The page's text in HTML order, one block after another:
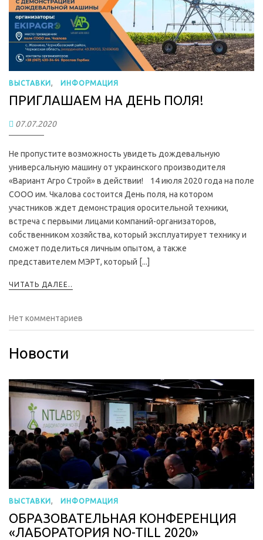
ВЫСТАВКИ, ИНФОРМАЦИЯ
ПРИГЛАШАЕМ НА ДЕНЬ ПОЛЯ!
07.07.2020
Не пропустите возможность увидеть дождевальную
универсальную машину от украинского производителя
«Вариант Агро Строй» в действии! 14 июля 2020 года на поле
СООО им. Чкалова состоится День поля, на котором
участников ждет демонстрация оросительной техники,
встреча с первыми лицами компаний-организаторов,
собственником хозяйства, который эксплуатирует технику и
сможет поделиться личным опытом, а также
представителем МЭРТ, который [...]
ЧИТАТЬ ДАЛЕЕ..
Нет комментариев
Новости
ВЫСТАВКИ, ИНФОРМАЦИЯ
ОБРАЗОВАТЕЛЬНАЯ КОНФЕРЕНЦИЯ
«ЛАБОРАТОРИЯ NO-TILL 2020»